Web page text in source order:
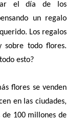
el día de los
un regalo
Los regalos
sobre todo flores.
esto?
flores se venden
en las ciudades,
de 100 millones de